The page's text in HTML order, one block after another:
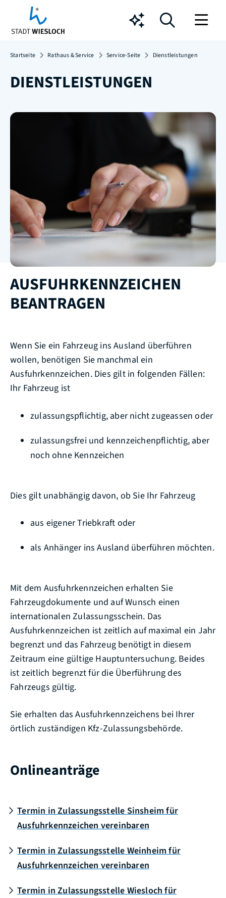
Chatbot
Startseite Rathaus & Service Service-Seite Dienstleistungen
DIENSTLEISTUNGEN
AUSFUHRKENNZEICHEN
BEANTRAGEN
Wenn Sie ein Fahrzeug ins Ausland überführen
wollen, benötigen Sie manchmal ein
Ausfuhrkennzeichen. Dies gilt in folgenden Fällen:
Ihr Fahrzeug ist
zulassungspflichtig, aber nicht zugeassen oder
zulassungsfrei und kennzeichenpflichtig, aber
noch ohne Kennzeichen
Dies gilt unabhängig davon, ob Sie Ihr Fahrzeug
aus eigener Triebkraft oder
als Anhänger ins Ausland überführen möchten.
Mit dem Ausfuhrkennzeichen erhalten Sie
Fahrzeugdokumente und auf Wunsch einen
internationalen Zulassungsschein. Das
Ausfuhrkennzeichen ist zeitlich auf maximal ein Jahr
begrenzt und das Fahrzeug benötigt in diesem
Zeitraum eine gültige Hauptuntersuchung. Beides
ist zeitlich begrenzt für die Überführung des
Fahrzeugs gültig.
Sie erhalten das Ausfuhrkennzeichens bei Ihrer
örtlich zuständigen Kfz-Zulassungsbehörde.
Onlineanträge
Termin in Zulassungsstelle Sinsheim für
Ausfuhrkennzeichen vereinbaren
Termin in Zulassungsstelle Weinheim für
Ausfuhrkennzeichen vereinbaren
Termin in Zulassungsstelle Wiesloch für